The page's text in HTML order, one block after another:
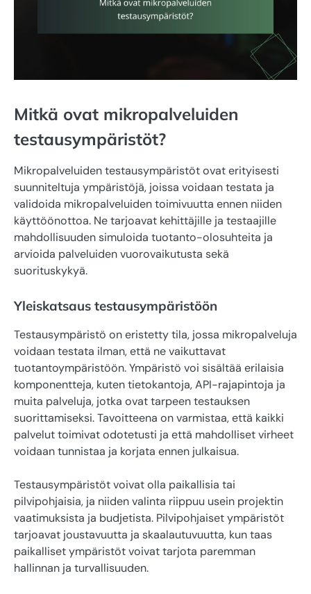
Mitkä ovat mikropalveluiden
testausympäristöt?
Mikropalveluiden testausympäristöt ovat erityisesti
suunniteltuja ympäristöjä, joissa voidaan testata ja
validoida mikropalveluiden toimivuutta ennen niiden
käyttöönottoa. Ne tarjoavat kehittäjille ja testaajille
mahdollisuuden simuloida tuotanto-olosuhteita ja
arvioida palveluiden vuorovaikutusta sekä
suorituskykyä.
Yleiskatsaus testausympäristöön
Testausympäristö on eristetty tila, jossa mikropalveluja
voidaan testata ilman, että ne vaikuttavat
tuotantoympäristöön. Ympäristö voi sisältää erilaisia
komponentteja, kuten tietokantoja, API-rajapintoja ja
muita palveluja, jotka ovat tarpeen testauksen
suorittamiseksi. Tavoitteena on varmistaa, että kaikki
palvelut toimivat odotetusti ja että mahdolliset virheet
voidaan tunnistaa ja korjata ennen julkaisua.
Testausympäristöt voivat olla paikallisia tai
pilvipohjaisia, ja niiden valinta riippuu usein projektin
vaatimuksista ja budjetista. Pilvipohjaiset ympäristöt
tarjoavat joustavuutta ja skaalautuvuutta, kun taas
paikalliset ympäristöt voivat tarjota paremman
hallinnan ja turvallisuuden.